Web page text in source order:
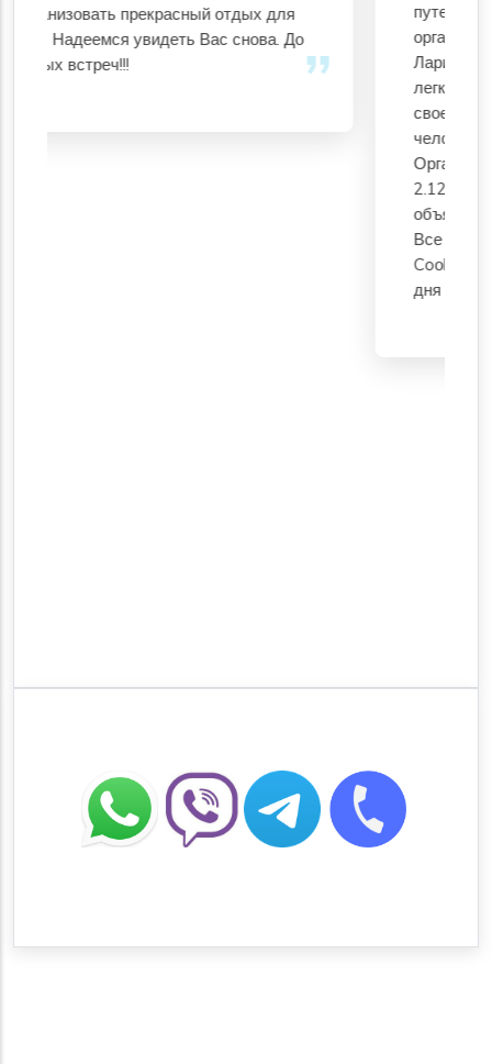
для
снова. До
путешествие в Египет начала
организовывать заранее. Списалась с
Ларисой по вацап, общение было
легким, получала ответы на вопросы
своевременно, подсказки и просто
Организовали трансфер с аэропорта
2.12, показали где поменять валюту,
объяснили расположение и ориентиры.
Все экскурсии заказала только через
CoоlТravel24, в том числе Луксор 2